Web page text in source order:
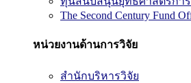
The Second Century Fund
หน่วยงานด้านการวิจัย
สำนักบริหารวิจัย